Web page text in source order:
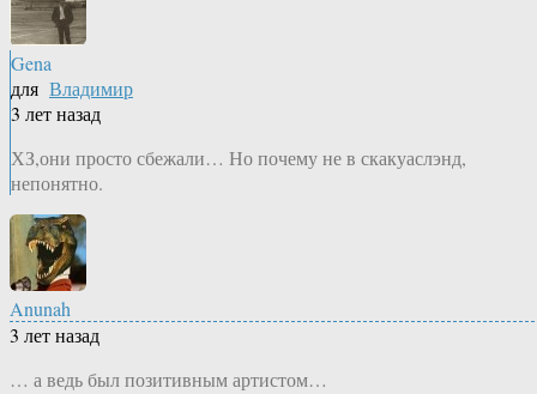
Gena
для Владимир
3 лет назад
ХЗ,они просто сбежали… Но почему не в скакуаслэнд,
непонятно.
Anunah
3 лет назад
… а ведь был позитивным артистом…